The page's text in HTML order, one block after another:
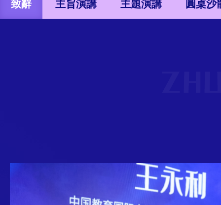
致辭 主旨演講 主題演講 圓桌沙